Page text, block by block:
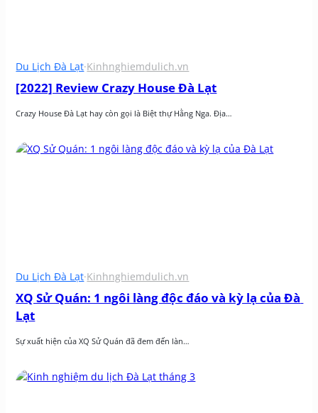
Du Lịch Đà Lạt·Kinhnghiemdulich.vn
[2022] Review Crazy House Đà Lạt
Crazy House Đà Lạt hay còn gọi là Biệt thự Hằng Nga. Địa…
Du Lịch Đà Lạt·Kinhnghiemdulich.vn
XQ Sử Quán: 1 ngôi làng độc đáo và kỳ lạ của Đà
Lạt
Sự xuất hiện của XQ Sử Quán đã đem đến làn…